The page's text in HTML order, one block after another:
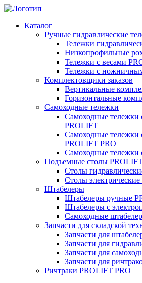
Каталог
Ручные гидравлические
Тележки
Низкопрофильные
Тележки с весами
Тележки с
Комплектовщики заказов
Вертикальные
Горизонтальные
Самоходные тележки
Самоходные
PROLIFT
Самоходные тележки
PROLIFT PRO
Самоходные тележки
Подъемные столы
Столы
Столы
Штабелеры
Штабелеры ручные
Штабелеры с
Самоходные
Запчасти для складской
Запчасти для
Запчасти для
Запчасти для
Запчасти для
Ричтраки PROLIFT PRO